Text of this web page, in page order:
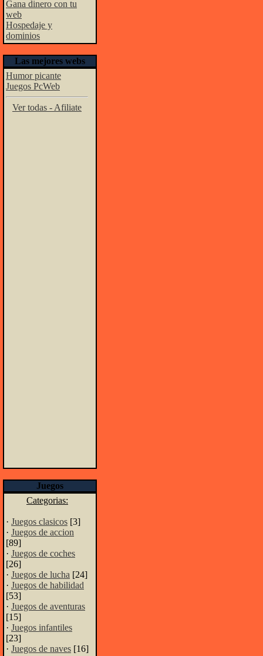
Gana dinero con tu
web
Hospedaje y
dominios
Las mejores webs
Humor picante
Juegos PcWeb
Ver todas - Afiliate
Juegos
Categorias:
· Juegos clasicos [3]
· Juegos de accion
[89]
· Juegos de coches
[26]
· Juegos de lucha [24]
· Juegos de habilidad
[53]
· Juegos de aventuras
[15]
· Juegos infantiles
[23]
· Juegos de naves [16]